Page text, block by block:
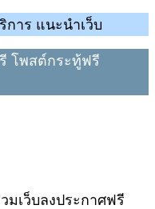
การ แนะนำเว็บ
โพสต์กระทู้ฟรี
มเว็บลงประกาศฟรี